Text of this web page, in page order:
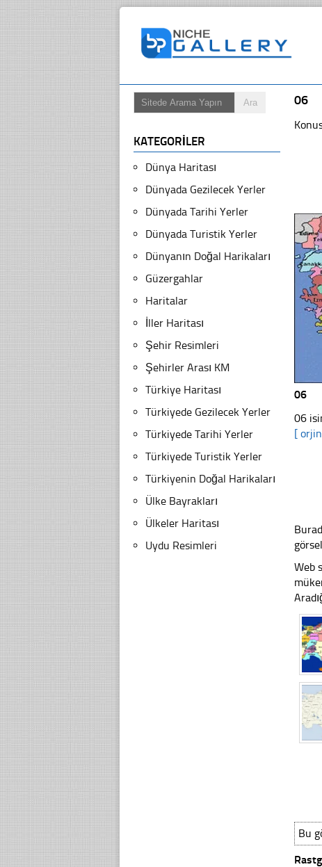
06
06
06
[
Web
Bu
KATEGORILER
Dünya Haritası
Dünyada Gezilecek Yerler
Dünyada Tarihi Yerler
Dünyada Turistik Yerler
Dünyanın Doğal Harikaları
Güzergahlar
Haritalar
İller Haritası
Şehir Resimleri
Şehirler Arası KM
Türkiye Haritası
Türkiyede Gezilecek Yerler
Türkiyede Tarihi Yerler
Türkiyede Turistik Yerler
Türkiyenin Doğal Harikaları
Ülke Bayrakları
Ülkeler Haritası
Uydu Resimleri